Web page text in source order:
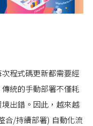
程式碼更新都需要經
統的手動部署不僅耗
出錯。因此，越來越
合/持續部署) 自動化流